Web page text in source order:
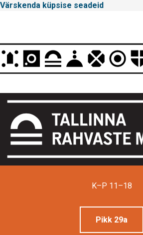
Värskenda küpsise seadeid
Peamenüü
K–P 11–18
Pikk 29a